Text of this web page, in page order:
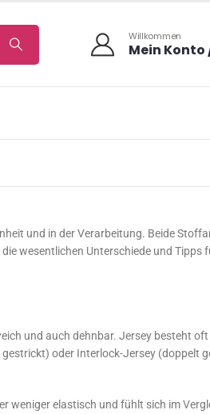
Willkommen
Mein Konto
und in der Verarbeitung. Beide
wesentlichen Unterschiede und Tipps
und auch dehnbar. Jersey besteht
oder Interlock-Jersey (doppelt
weniger elastisch und fühlt sich im